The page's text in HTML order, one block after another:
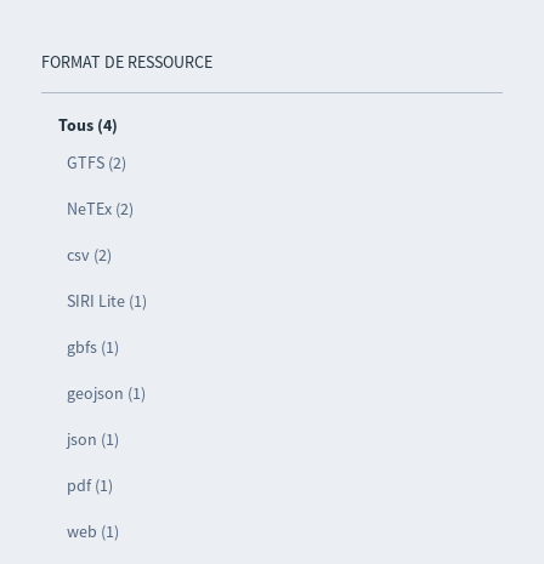
FORMAT DE RESSOURCE
Tous (4)
GTFS (2)
NeTEx (2)
csv (2)
SIRI Lite (1)
gbfs (1)
geojson (1)
json (1)
pdf (1)
web (1)